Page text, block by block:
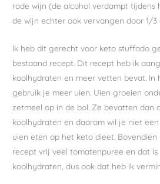
rode wijn (de alcohol verdampt tijdens
de wijn echter ook vervangen door 1/
Ik heb dit gerecht voor keto stuffado
bestaand recept. Dit recept heb ik
koolhydraten en meer vetten bevat. In
gebruik je meer uien. Uien groeien
zetmeel op in de bol. Ze bevatten dan
koolhydraten en daarom wil je niet
uien eten op het keto dieet.
recept vrij veel tomatenpuree en dat is
koolhydraten, dus ook dat heb ik